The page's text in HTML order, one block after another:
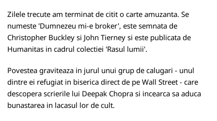
Zilele trecute am terminat de citit o carte amuzanta. Se
numeste 'Dumnezeu mi-e broker', este semnata de
Christopher Buckley si John Tierney si este publicata de
Humanitas in cadrul colectiei 'Rasul lumii'.
Povestea graviteaza in jurul unui grup de calugari - unul
dintre ei refugiat in biserica direct de pe Wall Street - care
descopera scrierile lui Deepak Chopra si incearca sa aduca
bunastarea in lacasul lor de cult.